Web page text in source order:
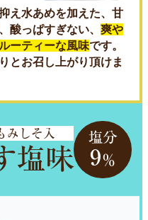
え水あめを加えた、甘
酸っぱすぎない、爽や
ーティーな風味です。
とお召し上がり頂けま
みしそ入
塩味
塩分
9％